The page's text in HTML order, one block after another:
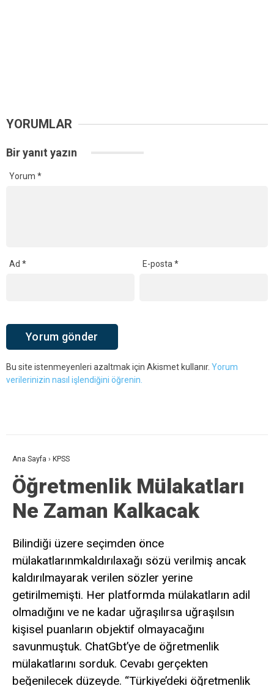
YORUMLAR
Bir yanıt yazın
Yorum *
Ad * E-posta*
Bu site istenmeyenleri azaltmak için Akismet kullanır. Yorum
verilerinizin nasıl işlendiğini öğrenin.
Ana Sayfa › KPSS
Öğretmenlik Mülakatları
Ne Zaman Kalkacak
Bilindiği üzere seçimden önce
mülakatlarınmkaldırılaxağı sözü verilmiş ancak
kaldırılmayarak verilen sözler yerine
getirilmemişti. Her platformda mülakatların adil
olmadığını ve ne kadar uğraşılırsa uğraşılsın
kişisel puanların objektif olmayacağını
savunmuştuk. ChatGbt’ye de öğretmenlik
mülakatlarını sorduk. Cevabı gerçekten
beğenilecek düzeyde. “Türkiye’deki öğretmenlik